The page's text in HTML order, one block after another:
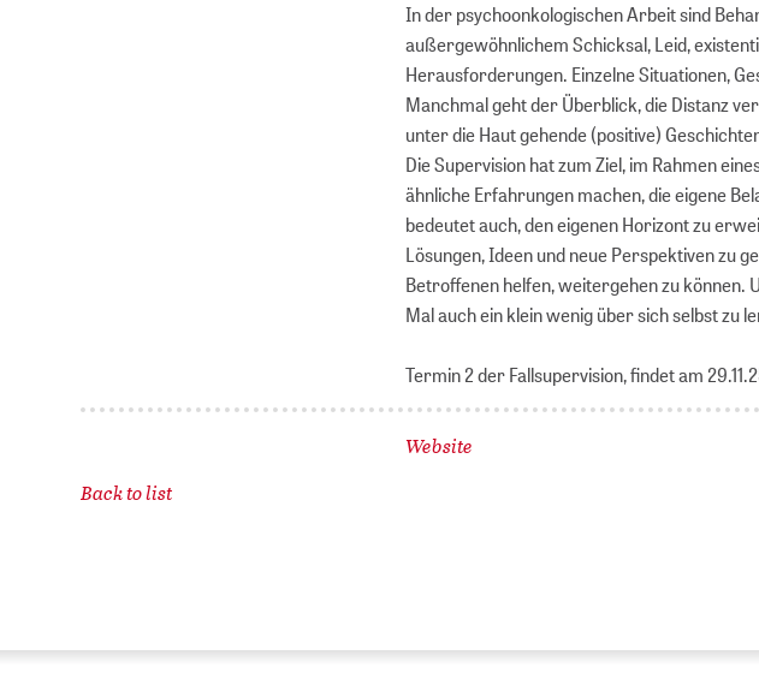
In der psychoonkologischen Arbeit sind
außergewöhnlichem Schicksal, Leid,
Herausforderungen. Einzelne Situationen,
Manchmal geht der Überblick, die Distanz
unter die Haut gehende (positive)
Die Supervision hat zum Ziel, im Rahmen
ähnliche Erfahrungen machen, die eigene
bedeutet auch, den eigenen Horizont zu
Lösungen, Ideen und neue Perspektiven zu
Betroffenen helfen, weitergehen zu können.
Mal auch ein klein wenig über sich selbst zu
Termin 2 der Fallsupervision, findet am
Website
Back to list